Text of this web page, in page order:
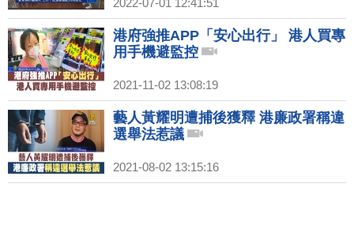
2022-07-01 12:41:51
港府強推APP「安心出行」 港人買專
用手機避監控
2021-11-02 13:08:19
藝人黃耀明遭捕後獲釋 港廉政署稱違
選舉法惹議
2021-08-02 13:15:16